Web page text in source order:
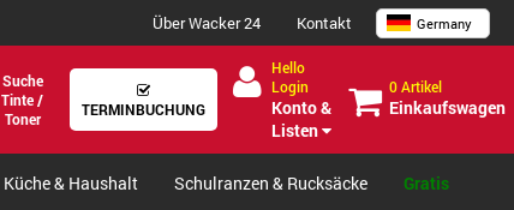
Über Wacker 24 Kontakt Germany
Suche
Tinte /
Toner
TERMINBUCHUNG
Hello
Login
Konto &
Listen
0 Artikel
Einkaufswagen
Küche & Haushalt Schulranzen & Rucksäcke Gratis